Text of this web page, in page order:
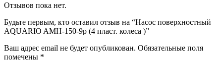
Отзывов пока нет.
Будьте первым, кто оставил отзыв на “Насос поверхностный
AQUARIO AMH-150-9р (4 пласт. колеса )”
Ваш адрес email не будет опубликован. Обязательные поля
помечены *